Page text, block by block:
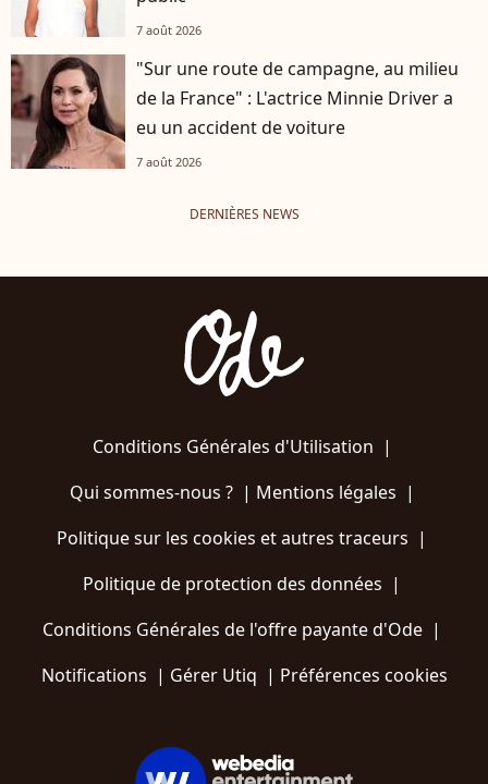
7 août 2026
"Sur une route de campagne, au milieu
de la France" : L'actrice Minnie Driver a
eu un accident de voiture
7 août 2026
DERNIÈRES NEWS
Conditions Générales d'Utilisation |
Qui sommes-nous ?| Mentions légales |
Politique sur les cookies et autres traceurs |
Politique de protection des données |
Conditions Générales de l'offre payante d'Ode |
Notifications | Gérer Utiq | Préférences cookies